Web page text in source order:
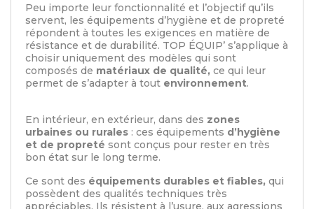
Peu importe leur fonctionnalité et l’objectif qu’ils
servent, les équipements d’hygiène et de propreté
répondent à toutes les exigences en matière de
résistance et de durabilité. TOP ÉQUIP’ s’applique à
choisir uniquement des modèles qui sont
composés de matériaux de qualité, ce qui leur
permet de s’adapter à tout environnement.
En intérieur, en extérieur, dans des zones
urbaines ou rurales : ces équipements d’hygiène
et de propreté sont conçus pour rester en très
bon état sur le long terme.
Ce sont des équipements durables et fiables, qui
possèdent des qualités techniques très
appréciables. Ils résistent à l’usure, aux agressions